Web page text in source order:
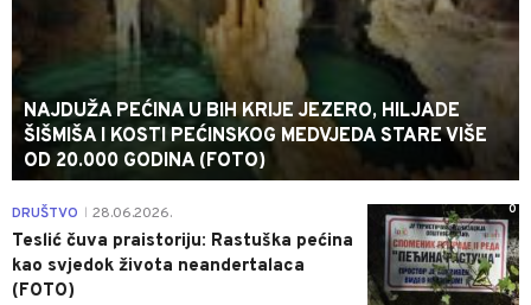
NAJDUŽA PEĆINA U BIH KRIJE JEZERO, HILJADE
ŠIŠMIŠA I KOSTI PEĆINSKOG MEDVJEDA STARE VIŠE
OD 20.000 GODINA (FOTO)
0
DRUŠTVO 28.06.2026.
Teslić čuva praistoriju: Rastuška pećina
kao svjedok života neandertalaca
(FOTO)